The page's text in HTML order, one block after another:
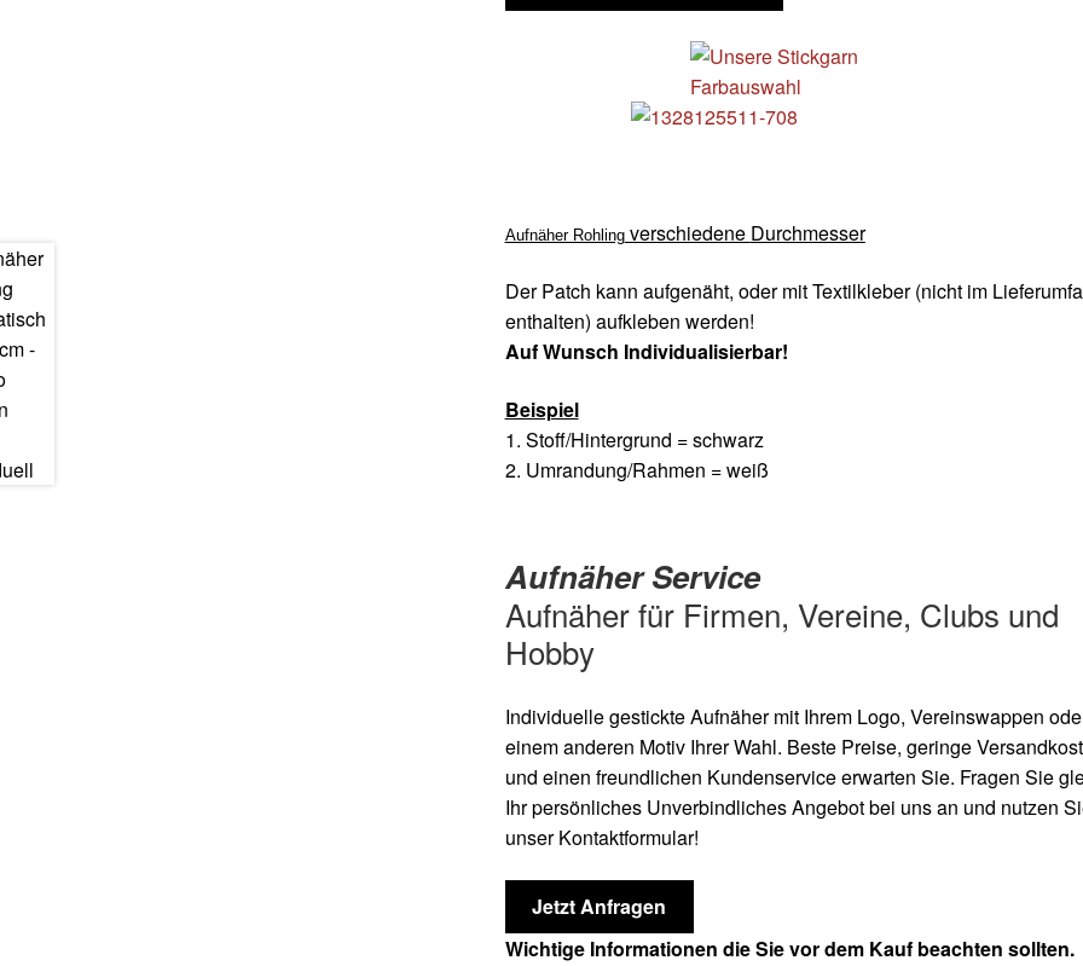
Aufnäher Rohlingverschiedene Durchmesser
Der Patch kann aufgenäht, oder mit Textilkleber (nicht im
enthalten) aufkleben werden!
Auf Wunsch Individualisierbar!
Beispiel
1. Stoff/Hintergrund = schwarz
2. Umrandung/Rahmen = weiß
Aufnäher Service
Aufnäher für Firmen, Vereine, Clubs und
Hobby
Individuelle gestickte Aufnäher mit Ihrem Logo, Vereinswappen
einem anderen Motiv Ihrer Wahl. Beste Preise, geringe
und einen freundlichen Kundenservice erwarten Sie. Fragen Sie
Ihr persönliches Unverbindliches Angebot bei uns an und nutzen
unser Kontaktformular!
Jetzt Anfragen
Wichtige Informationen die Sie vor dem Kauf beachten sollten.